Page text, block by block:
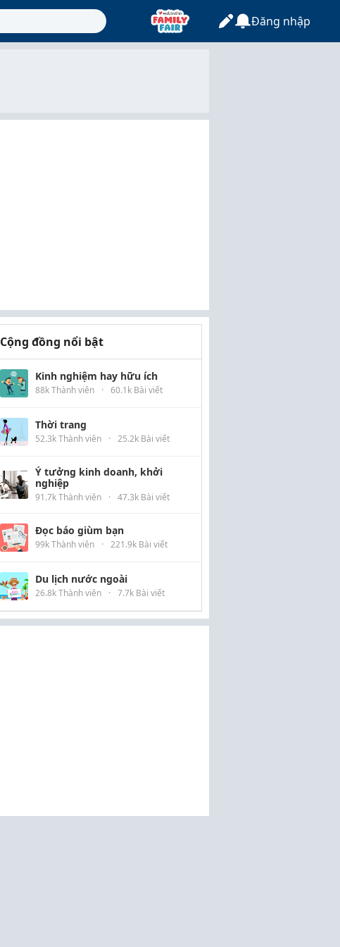
Đăng nhập
Cộng đồng nổi bật
Kinh nghiệm hay hữu ích
88k Thành viên · 60.1k Bài viết
Thời trang
52.3k Thành viên · 25.2k Bài viết
Ý tưởng kinh doanh, khởi
nghiệp
91.7k Thành viên · 47.3k Bài viết
Đọc báo giùm bạn
99k Thành viên · 221.9k Bài viết
Du lịch nước ngoài
26.8k Thành viên · 7.7k Bài viết